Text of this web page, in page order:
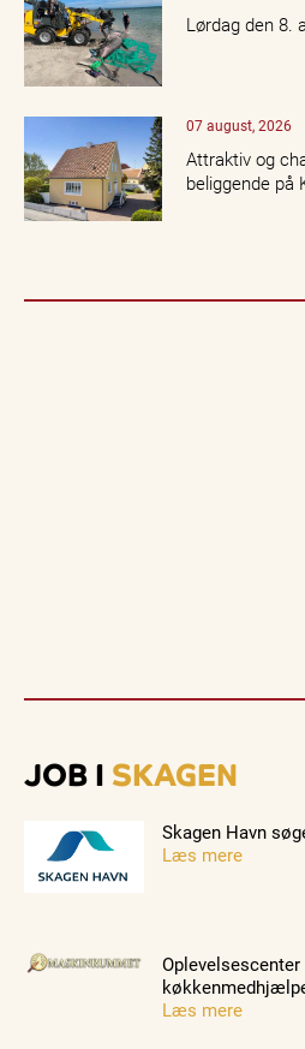
Lørdag den 8.
07 august, 2026
Attraktiv og
beliggende på
JOB I SKAGEN
Skagen Havn
Læs mere
Læs mere